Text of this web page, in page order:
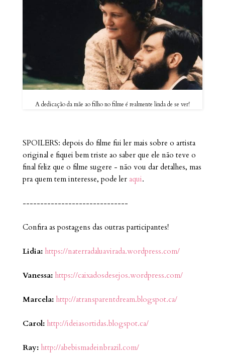
A dedicação da mãe ao filho no filme é realmente linda de se ver!
SPOILERS: depois do filme fui ler mais sobre o artista
original e fiquei bem triste ao saber que ele não teve o
final feliz que o filme sugere - não vou dar detalhes, mas
pra quem tem interesse, pode ler aqui.
------------------------------
Confira as postagens das outras participantes!
Lidia: https://naterradaluavirada.wordpress.com/
Vanessa: https://caixadosdesejos.wordpress.com/
Marcela: http://atransparentdream.blogspot.ca/
Carol: http://ideiasortidas.blogspot.ca/
Ray: http://abebismadeinbrazil.com/